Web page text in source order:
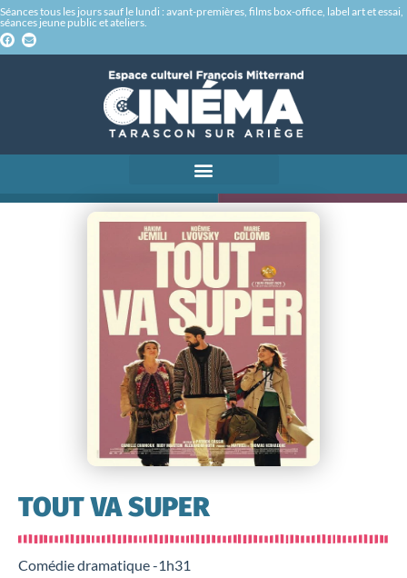
Séances tous les jours sauf le lundi : avant-premières, films box-office, label art et essai,
séances jeune public et ateliers.
TOUT VA SUPER
Comédie dramatique -1h31